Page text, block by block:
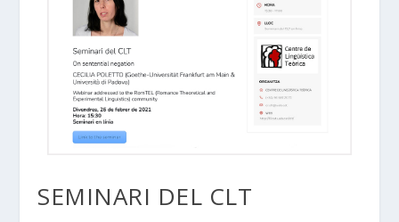
SEMINARI DEL CLT